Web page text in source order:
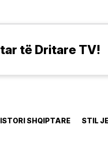
të Dritare TV!
SHQIPTARE STIL